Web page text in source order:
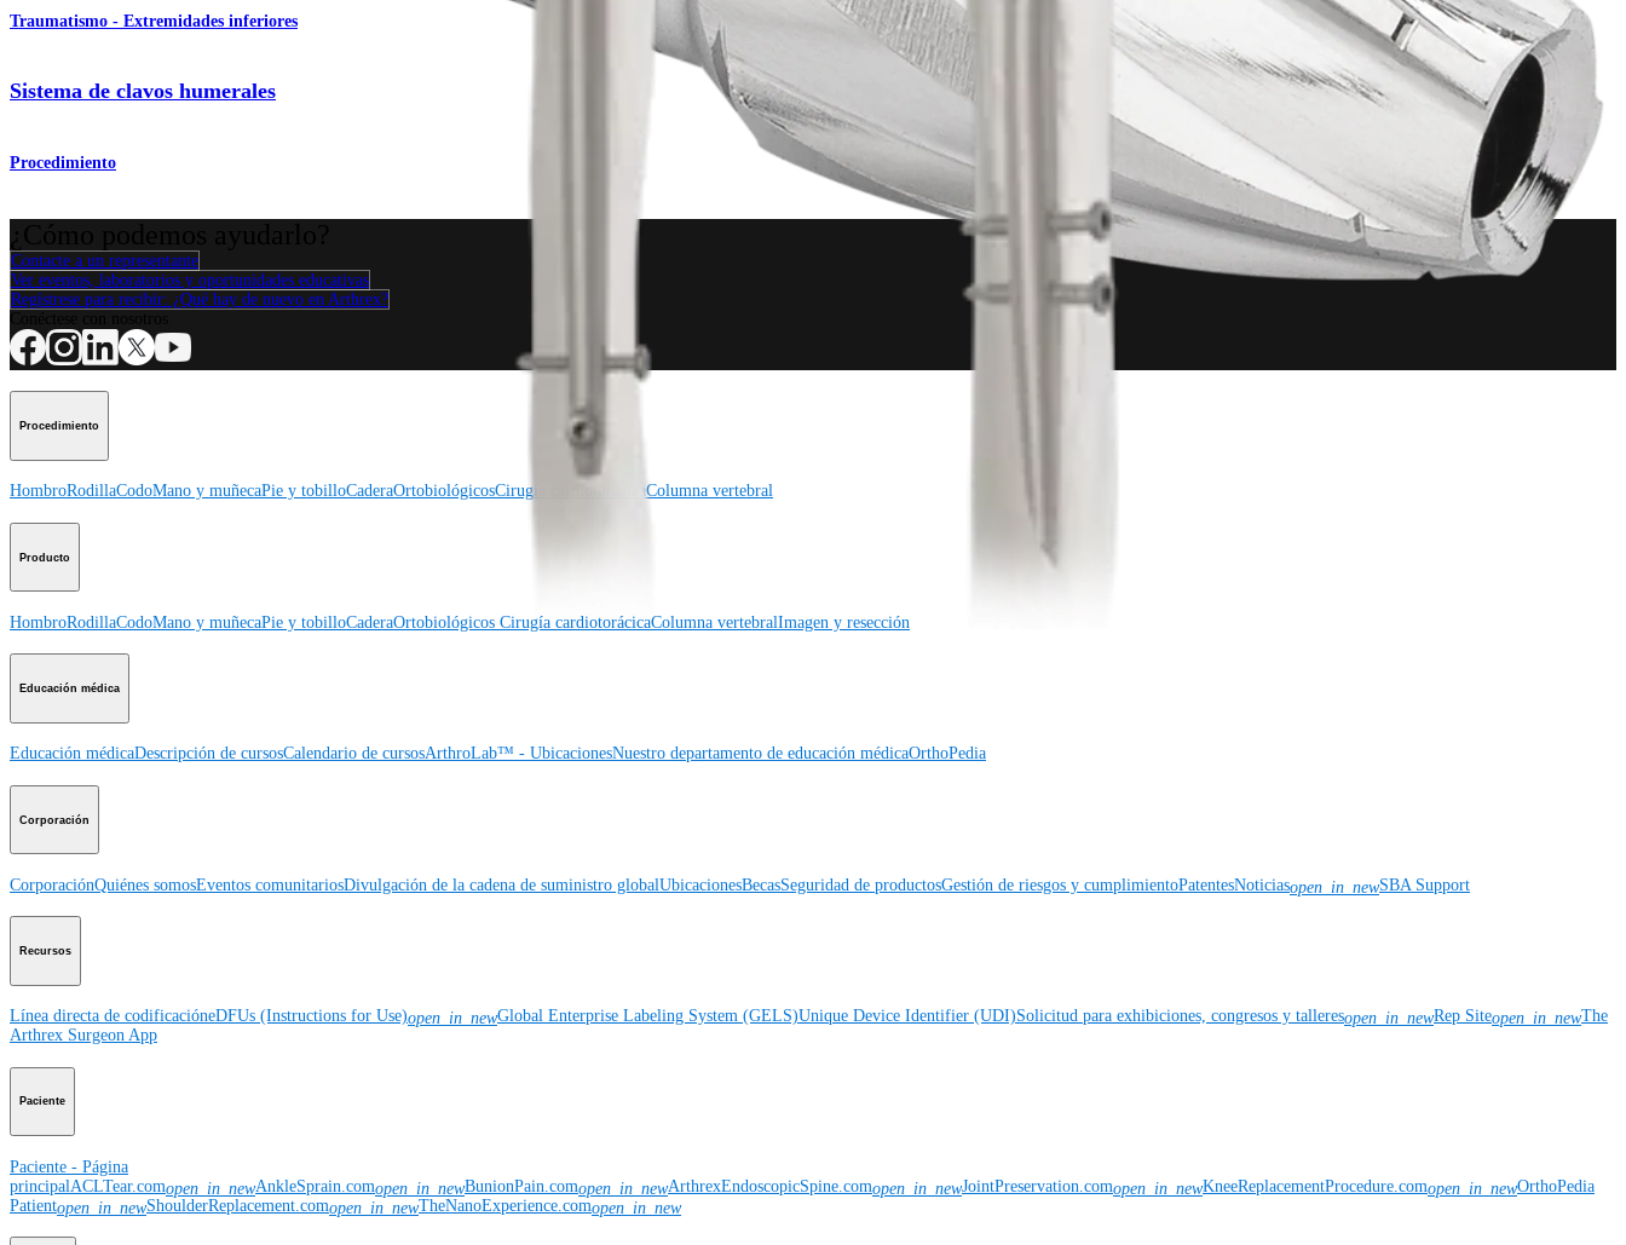
Traumatismo - Extremidades inferiores
Sistema de clavos humerales
Procedimiento
Contacte a un representante
Ver eventos, laboratorios y oportunidades educativas
Regístrese para recibir: ¿Qué hay de nuevo en Arthrex?
Procedimiento
HombroRodillaCodoMano y muñecaPie y tobilloCaderaOrtobiológicosCirugía cardiotorácicaColumna vertebral
Producto
HombroRodillaCodoMano y muñecaPie y tobilloCaderaOrtobiológicos Cirugía cardiotorácicaColumna vertebralImagen y resección
Educación médica
Educación médicaDescripción de cursosCalendario de cursosArthroLab™ - UbicacionesNuestro departamento de educación médicaOrthoPedia
Corporación
CorporaciónQuiénes somosEventos comunitariosDivulgación de la cadena de suministro globalUbicacionesBecasSeguridad de productosGestión de riesgos y cumplimientoPatentesNoticiasopen_in_newSBA Support
Recursos
Línea directa de codificacióneDFUs (Instructions for Use)open_in_newGlobal Enterprise Labeling System (GELS)Unique Device Identifier (UDI)Solicitud para exhibiciones, congresos y talleresopen_in_newRep Siteopen_in_newThe
Arthrex Surgeon App
Paciente
Paciente - Página
principalACLTear.comopen_in_newAnkleSprain.comopen_in_newBunionPain.comopen_in_newArthrexEndoscopicSpine.comopen_in_newJointPreservation.comopen_in_newKneeReplacementProcedure.comopen_in_newOrthoPedia
Patientopen_in_newShoulderReplacement.comopen_in_newTheNanoExperience.comopen_in_new